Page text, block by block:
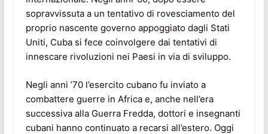
sopravvissuta a un tentativo di rovesciamento del
proprio nascente governo appoggiato dagli Stati
Uniti, Cuba si fece coinvolgere dai tentativi di
innescare rivoluzioni nei Paesi in via di sviluppo.
Negli anni ’70 l’esercito cubano fu inviato a
combattere guerre in Africa e, anche nell’era
successiva alla Guerra Fredda, dottori e insegnanti
cubani hanno continuato a recarsi all’estero. Oggi